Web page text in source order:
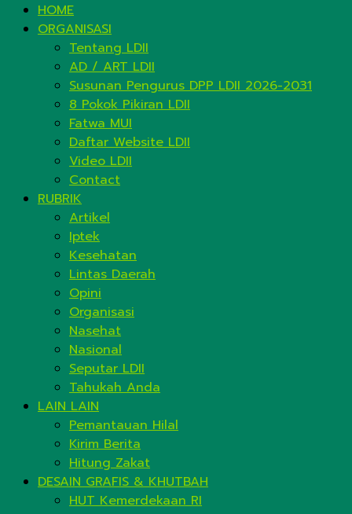
HOME
ORGANISASI
Tentang LDII
AD / ART LDII
Susunan Pengurus DPP LDII 2026-2031
8 Pokok Pikiran LDII
Fatwa MUI
Daftar Website LDII
Video LDII
Contact
RUBRIK
Artikel
Iptek
Kesehatan
Lintas Daerah
Opini
Organisasi
Nasehat
Nasional
Seputar LDII
Tahukah Anda
LAIN LAIN
Pemantauan Hilal
Kirim Berita
Hitung Zakat
DESAIN GRAFIS & KHUTBAH
HUT Kemerdekaan RI